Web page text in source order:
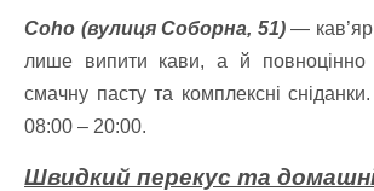
Coho (вулиця Соборна, 51)—
лише випити кави, а й повноцінно
смачну пасту та комплексні
08:00 – 20:00.
Швидкий перекус та домашні